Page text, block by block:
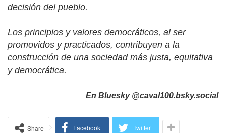
decisión del pueblo.
Los principios y valores democráticos, al ser
promovidos y practicados, contribuyen a la
construcción de una sociedad más justa, equitativa
y democrática.
En Bluesky @caval100.bsky.social
Share Facebook Twitter